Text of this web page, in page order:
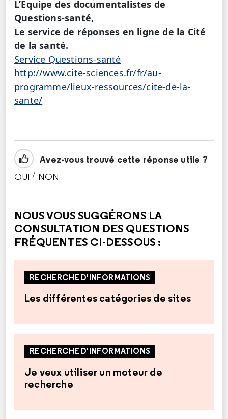
L’Equipe des documentalistes de
Questions-santé,
Le service de réponses en ligne de la Cité
de la santé.
Service Questions-santé
http://www.cite-sciences.fr/fr/au-
programme/lieux-ressources/cite-de-la-
sante/
Avez-vous trouvé cette réponse utile ?
OUI / NON
NOUS VOUS SUGGÉRONS LA
CONSULTATION DES QUESTIONS
FRÉQUENTES CI-DESSOUS :
RECHERCHE D'INFORMATIONS
Les différentes catégories de sites
RECHERCHE D'INFORMATIONS
Je veux utiliser un moteur de
recherche